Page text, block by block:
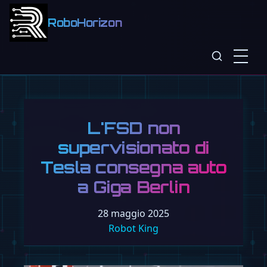
RoboHorizon
L'FSD non
supervisionato di
Tesla consegna auto
a Giga Berlin
28 maggio 2025
Robot King